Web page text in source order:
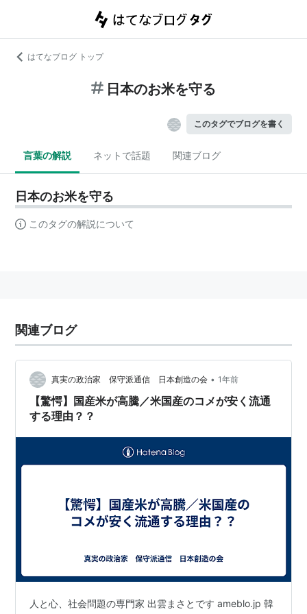
はてなブログ トップ
日本のお米を守る
このタグでブログを書く
言葉の解説 ネットで話題 関連ブログ
日本のお米を守る
このタグの解説について
関連ブログ
真実の政治家 保守派通信 日本創造の会 • 1年前
【驚愕】国産米が高騰／米国産のコメが安く流通
する理由？？
人と心、社会問題の専門家 出雲まさとです ameblo.jp 韓